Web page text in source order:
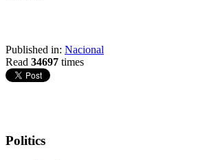
Published in: Nacional
Read 34697 times
Politics